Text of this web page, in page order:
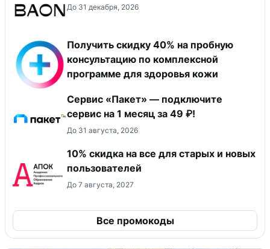
До 31 декабря, 2026
Получить скидку 40% на пробную
консультацию по комплексной
программе для здоровья кожи
Сервис «Пакет» — подключите
сервис на 1 месяц за 49 ₽!
До 31 августа, 2026
10% скидка на все для старых и новых
пользователей
До 7 августа, 2027
Все промокоды